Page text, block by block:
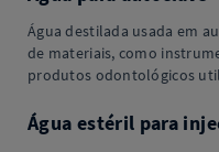
Água destilada usada em
de materiais, como
produtos odontológicos
Água estéril para